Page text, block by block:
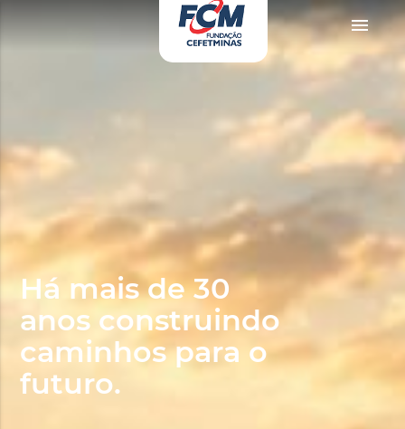
menu
zevki doruklarda yaşatan olgun matematik öğretmeninin yıllardır yarak
Há mais de 30
anos construindo
caminhos para o
futuro.